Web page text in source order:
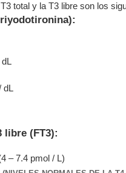
total y la T3 libre son los
dL
dL
libre (FT3):
– 7.4 pmol / L)